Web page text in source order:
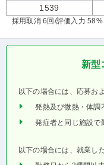
1539
採用取消 6回 /評価入力 58%
新型
以下の場合には、応募お
発熱及び微熱・体調
発症者と同じ施設で
以下の場合には、就業し